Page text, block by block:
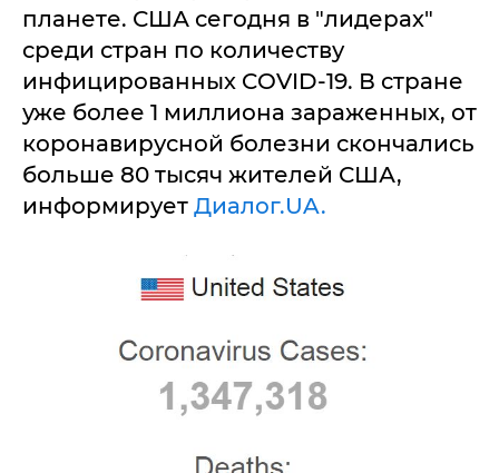
планете. США сегодня в "лидерах"
среди стран по количеству
инфицированных COVID-19. В стране
уже более 1 миллиона зараженных, от
коронавирусной болезни скончались
больше 80 тысяч жителей США,
информирует Диалог.UA.